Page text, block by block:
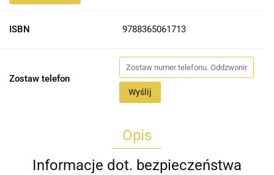
ISBN 9788365061713
Zostaw telefon
Wyślij
Opis
Informacje dot. bezpieczeństwa